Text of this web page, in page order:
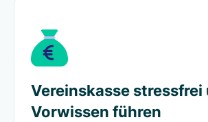
Vereinskasse stressfrei
Vorwissen führen